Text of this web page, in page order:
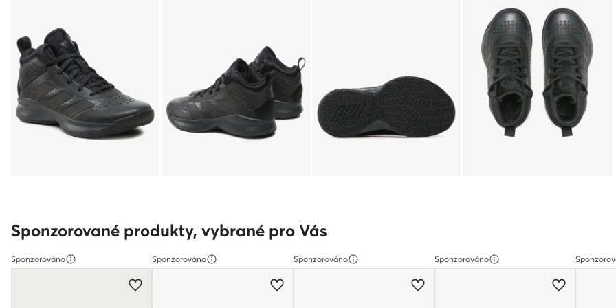
Sponzorované produkty, vybrané pro Vás
Sponzorováno Sponzorováno Sponzorováno Sponzorováno